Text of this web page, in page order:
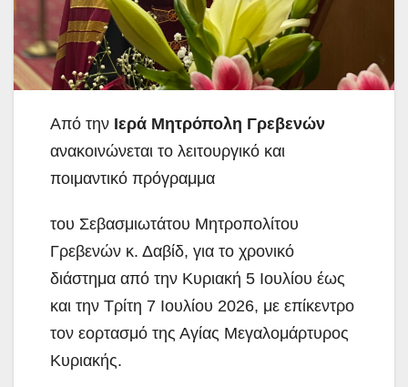
Από την Ιερά Μητρόπολη Γρεβενών
ανακοινώνεται το λειτουργικό και
ποιμαντικό πρόγραμμα
του Σεβασμιωτάτου Μητροπολίτου
Γρεβενών κ. Δαβίδ, για το χρονικό
διάστημα από την Κυριακή 5 Ιουλίου έως
και την Τρίτη 7 Ιουλίου 2026, με επίκεντρο
τον εορτασμό της Αγίας Μεγαλομάρτυρος
Κυριακής.